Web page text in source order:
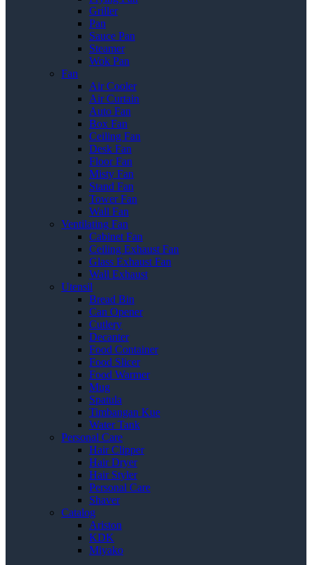
Griller
Pan
Sauce Pan
Steamer
Wok Pan
Fan
Air Cooler
Air Curtain
Auto Fan
Box Fan
Ceiling Fan
Desk Fan
Floor Fan
Misty Fan
Stand Fan
Tower Fan
Wall Fan
Ventilating Fan
Cabinet Fan
Ceiling Exhaust Fan
Glass Exhaust Fan
Wall Exhaust
Utensil
Bread Bin
Can Opener
Cutlery
Decanter
Food Container
Food Slicer
Food Warmer
Mug
Spatula
Timbangan Kue
Water Tank
Personal Care
Hair Clipper
Hair Dryer
Hair Styler
Personal Care
Shaver
Catalog
Ariston
KDK
Miyako